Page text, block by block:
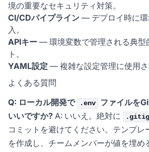
境の重要なセキュリティ対策。
CI/CDパイプライン — デプロイ時に
入。
APIキー — 環境変数で管理される典型
ト。
YAML設定 — 複雑な設定管理に使用さ
よくある質問
Q: ローカル開発で
.env
ファイルを
いいですか? A: いいえ。絶対に
コミットを避けてください。テンプレ
を作成し、チームメンバーが値を埋め